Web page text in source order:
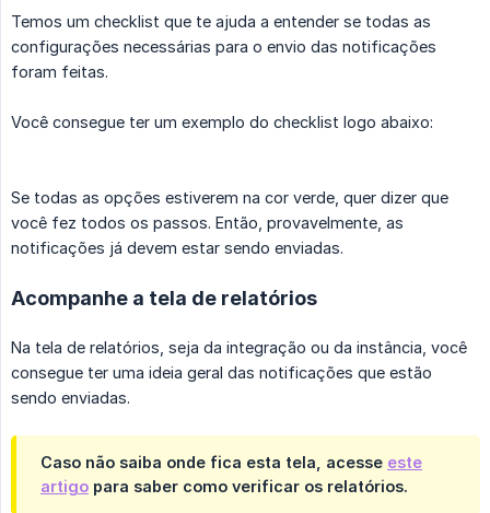
Temos um checklist que te ajuda a entender se todas as
configurações necessárias para o envio das notificações
foram feitas.
Você consegue ter um exemplo do checklist logo abaixo:
Se todas as opções estiverem na cor verde, quer dizer que
você fez todos os passos. Então, provavelmente, as
notificações já devem estar sendo enviadas.
Acompanhe a tela de relatórios
Na tela de relatórios, seja da integração ou da instância, você
consegue ter uma ideia geral das notificações que estão
sendo enviadas.
Caso não saiba onde fica esta tela, acesse este
artigo para saber como verificar os relatórios.